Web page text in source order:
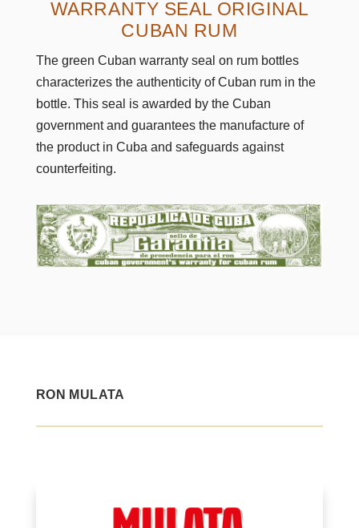
WARRANTY SEAL ORIGINAL
CUBAN RUM
The green Cuban warranty seal on rum bottles
characterizes the authenticity of Cuban rum in the
bottle. This seal is awarded by the Cuban
government and guarantees the manufacture of
the product in Cuba and safeguards against
counterfeiting.
RON MULATA